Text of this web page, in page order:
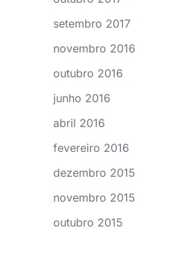
setembro 2017
novembro 2016
outubro 2016
junho 2016
abril 2016
fevereiro 2016
dezembro 2015
novembro 2015
outubro 2015